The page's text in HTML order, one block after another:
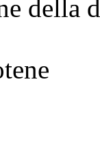
della